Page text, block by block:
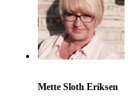
Mette Sloth Eriksen